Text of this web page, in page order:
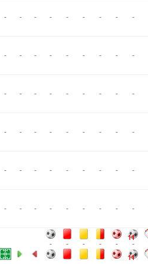
- - - - - - - - -
- - - - - - - - -
- - - - - - - - -
- - - - - - - - -
- - - - - - - - -
- - - - - - - - -
-
- - - - -